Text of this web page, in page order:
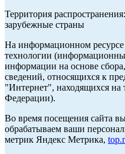
Территория
зарубежные страны
На информационном
технологии
информации на основе
сведений, относящихся к
"Интернет", находящихся на
Федерации).
Во время посещения сайта
обрабатываем ваши
метрик Яндекс Метрика,